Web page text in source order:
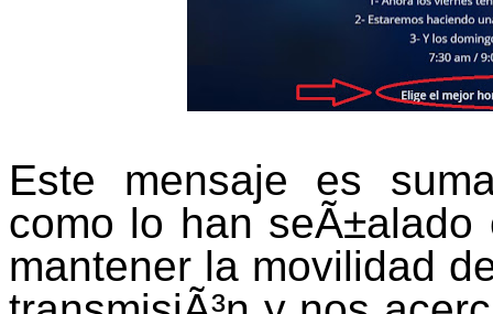
Este mensaje es
como lo han seÃ±alado
mantener la movilidad